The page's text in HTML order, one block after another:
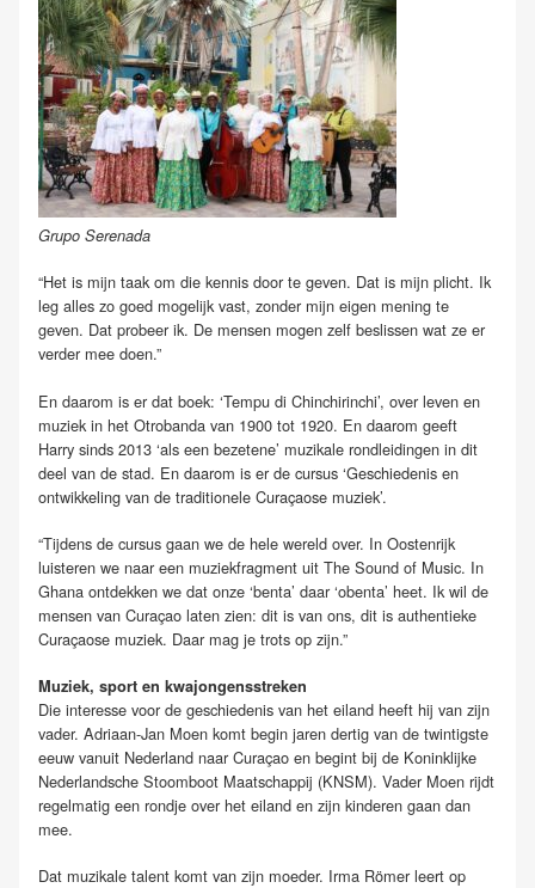
Grupo Serenada
“Het is mijn taak om die kennis door te geven. Dat is mijn plicht. Ik
leg alles zo goed mogelijk vast, zonder mijn eigen mening te
geven. Dat probeer ik. De mensen mogen zelf beslissen wat ze er
verder mee doen.”
En daarom is er dat boek: ‘Tempu di Chinchirinchi’, over leven en
muziek in het Otrobanda van 1900 tot 1920. En daarom geeft
Harry sinds 2013 ‘als een bezetene’ muzikale rondleidingen in dit
deel van de stad. En daarom is er de cursus ‘Geschiedenis en
ontwikkeling van de traditionele Curaçaose muziek’.
“Tijdens de cursus gaan we de hele wereld over. In Oostenrijk
luisteren we naar een muziekfragment uit The Sound of Music. In
Ghana ontdekken we dat onze ‘benta’ daar ‘obenta’ heet. Ik wil de
mensen van Curaçao laten zien: dit is van ons, dit is authentieke
Curaçaose muziek. Daar mag je trots op zijn.”
Muziek, sport en kwajongensstreken
Die interesse voor de geschiedenis van het eiland heeft hij van zijn
vader. Adriaan-Jan Moen komt begin jaren dertig van de twintigste
eeuw vanuit Nederland naar Curaçao en begint bij de Koninklijke
Nederlandsche Stoomboot Maatschappij (KNSM). Vader Moen rijdt
regelmatig een rondje over het eiland en zijn kinderen gaan dan
mee.
Dat muzikale talent komt van zijn moeder. Irma Römer leert op